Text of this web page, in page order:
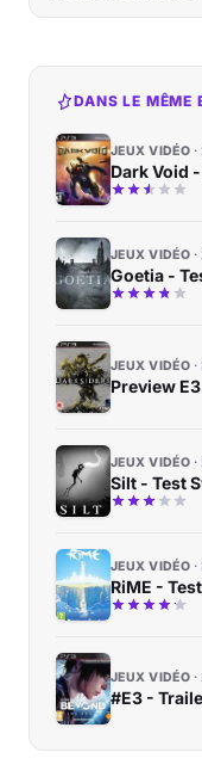
DANS LE MÊME
JEUX VIDÉO
Dark Void
JEUX VIDÉO
Goetia -
JEUX VIDÉO
Preview
JEUX VIDÉO
Silt - Test
JEUX VIDÉO
RiME -
JEUX VIDÉO
#E3 -